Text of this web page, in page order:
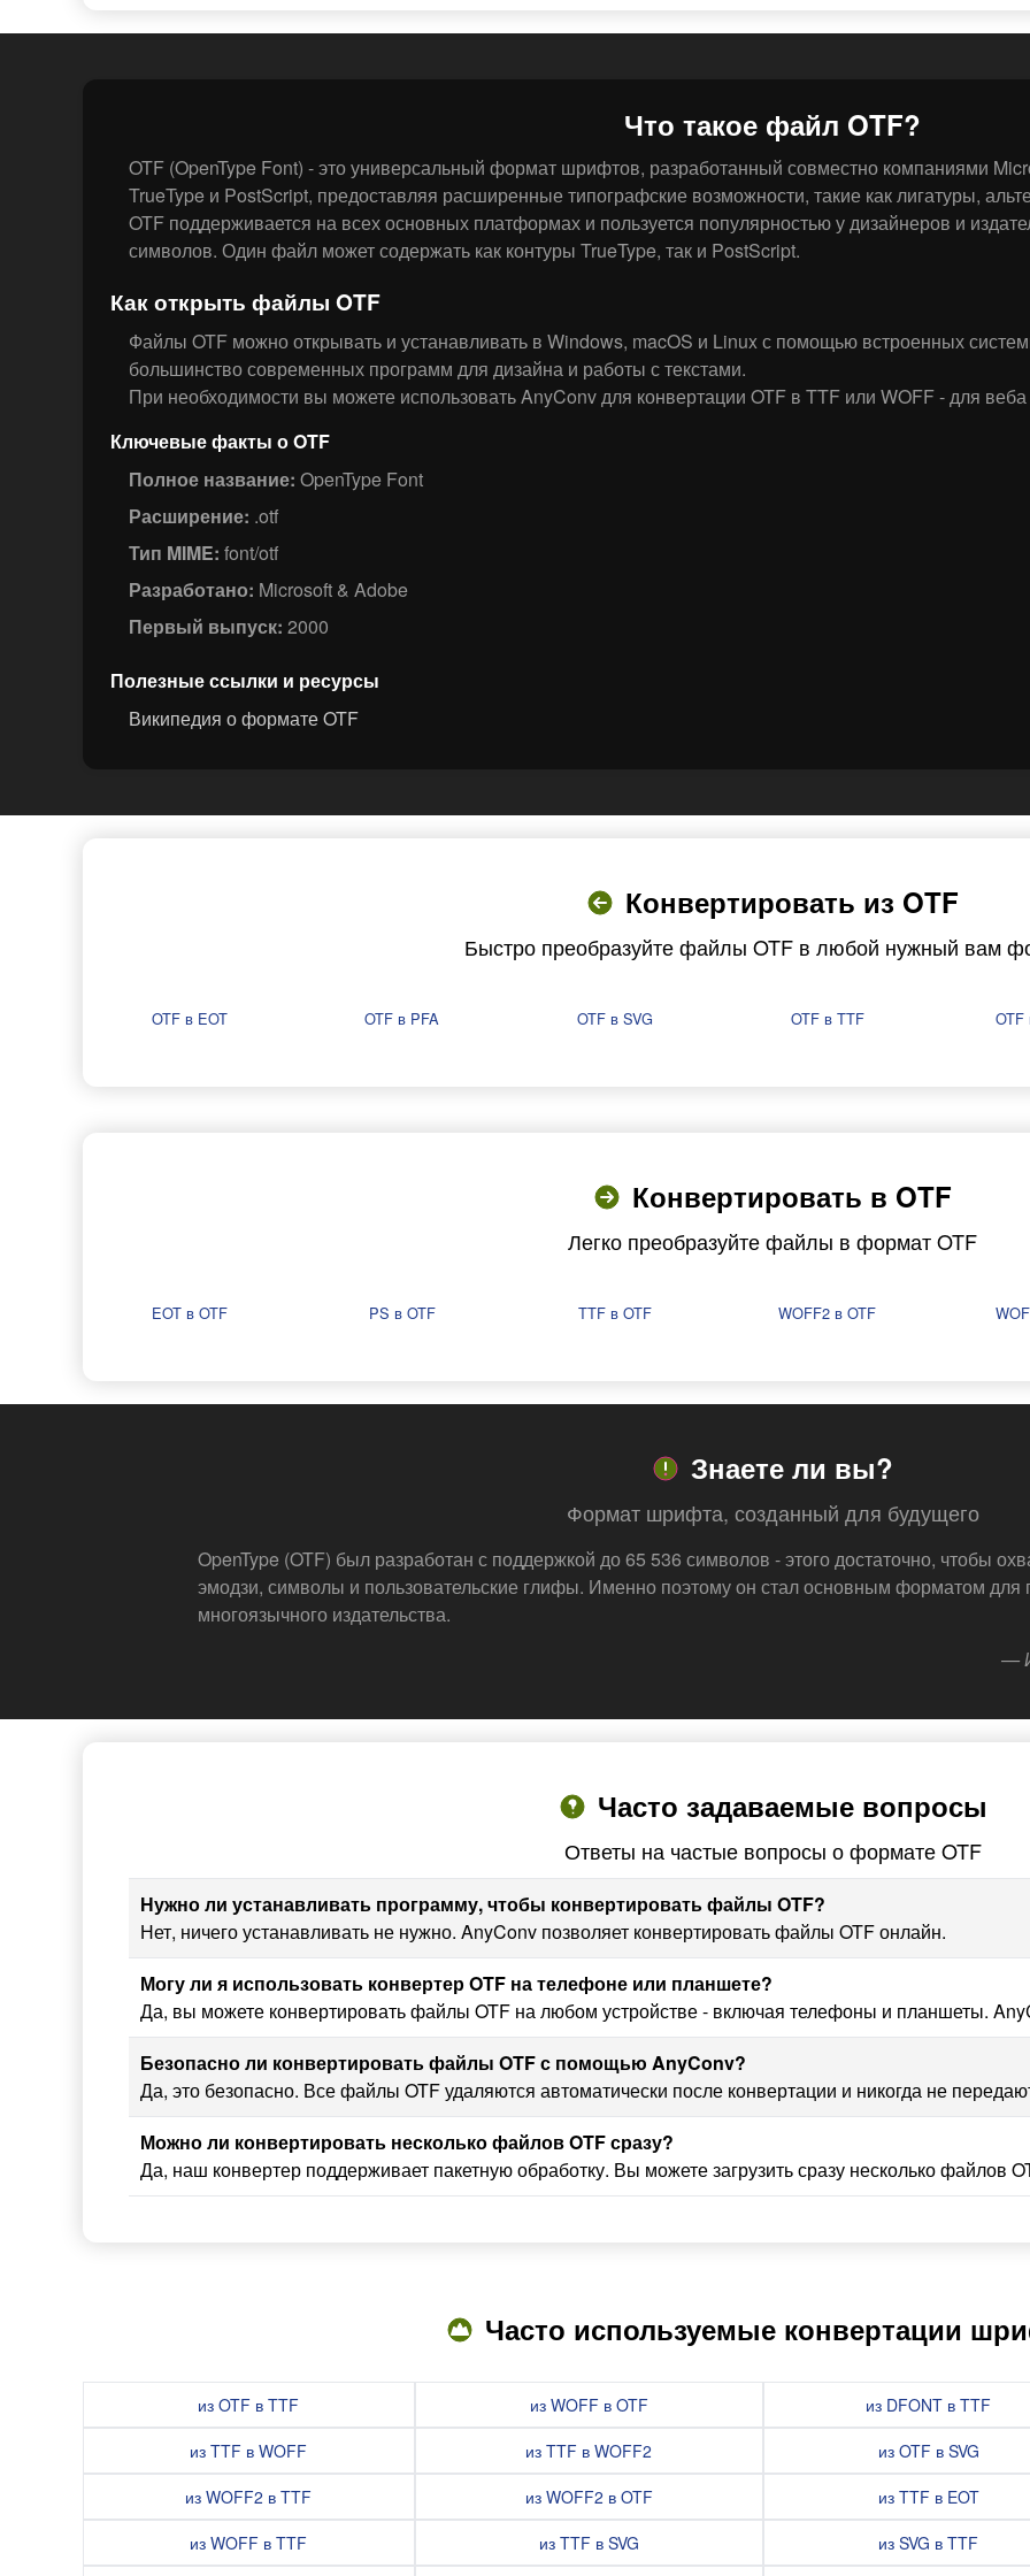
Что такое файл OTF?
OTF (OpenType Font) - это универсальный формат шрифтов, разработанный совместно компаниями
TrueType и PostScript, предоставляя расширенные типографские возможности, такие как лигатуры,
OTF поддерживается на всех основных платформах и пользуется популярностью у дизайнеров и
символов. Один файл может содержать как контуры TrueType, так и PostScript.
Как открыть файлы OTF
Файлы OTF можно открывать и устанавливать в Windows, macOS и Linux с помощью встроенных
большинство современных программ для дизайна и работы с текстами.
При необходимости вы можете использовать AnyConv для конвертации OTF в TTF или WOFF - для
Ключевые факты о OTF
Полное название: OpenType Font
Расширение: .otf
Тип MIME: font/otf
Разработано: Microsoft & Adobe
Первый выпуск: 2000
Полезные ссылки и ресурсы
Википедия о формате OTF
Конвертировать из OTF
Быстро преобразуйте файлы OTF в любой нужный вам
OTF в EOT OTF в PFA OTF в SVG OTF в TTF OTF
Конвертировать в OTF
Легко преобразуйте файлы в формат OTF
EOT в OTF PS в OTF TTF в OTF WOFF2 в OTF
Знаете ли вы?
Формат шрифта, созданный для будущего
OpenType (OTF) был разработан с поддержкой до 65 536 символов - этого достаточно, чтобы
эмодзи, символы и пользовательские глифы. Именно поэтому он стал основным форматом для
многоязычного издательства.
—
Часто задаваемые вопросы
Ответы на частые вопросы о формате OTF
Нужно ли устанавливать программу, чтобы конвертировать файлы OTF?
Нет, ничего устанавливать не нужно. AnyConv позволяет конвертировать файлы OTF онлайн.
Могу ли я использовать конвертер OTF на телефоне или планшете?
Да, вы можете конвертировать файлы OTF на любом устройстве - включая телефоны и планшеты.
Безопасно ли конвертировать файлы OTF с помощью AnyConv?
Да, это безопасно. Все файлы OTF удаляются автоматически после конвертации и никогда не
Можно ли конвертировать несколько файлов OTF сразу?
Да, наш конвертер поддерживает пакетную обработку. Вы можете загрузить сразу несколько файлов
Часто используемые конвертации
из OTF в TTF
из TTF в WOFF
из WOFF2 в TTF
из WOFF в TTF
из WOFF в OTF
из TTF в WOFF2
из WOFF2 в OTF
из TTF в SVG
из DFONT в TTF
из OTF в SVG
из TTF в EOT
из SVG в TTF